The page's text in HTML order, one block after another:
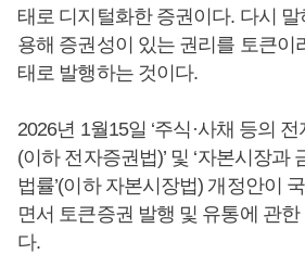
태로 디지털화한 증권이다. 다시
용해 증권성이 있는 권리를 토큰이
태로 발행하는 것이다.
2026년 1월15일 ‘주식·사채 등의
(이하 전자증권법)’ 및 ‘자본시장과
법률’(이하 자본시장법) 개정안이
면서 토큰증권 발행 및 유통에 관
다.